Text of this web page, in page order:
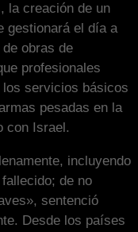
la creación de un
gestionará el día a
obras de
profesionales
los servicios básicos
pesadas en la
con Israel.
incluyendo
de no
sentenció
Desde los países